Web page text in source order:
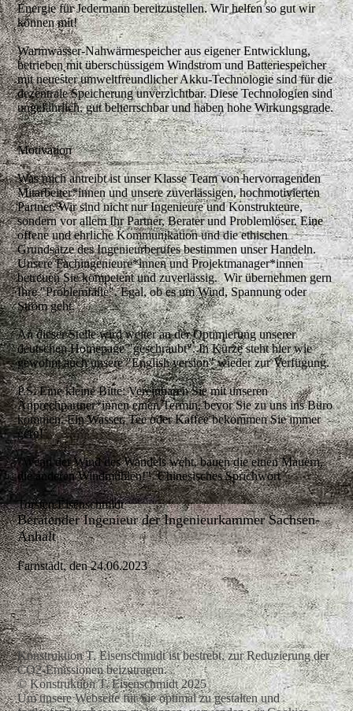
Energie für Jedermann bereitzustellen.Wir helfen so gut wir
können mit!
Warmwasser-Nahwärmespeicher aus eigener Entwicklung,
betrieben mit überschüssigem Windstrom und Batteriespeicher
mit neuester umweltfreundlicher Akku-Technologie sind für die
dezentrale Speicherung unverzichtbar. Diese Technologien sind
ungefährlich, gut beherrschbar und haben hohe Wirkungsgrade.
Motivation
Was mich antreibt ist unser Klasse Team von hervorragenden
Mitarbeiter*innen und unsere zuverlässigen, hochmotivierten
Partner. Wir sind nicht nur Ingenieure und Konstrukteure,
sondern vor allem Ihr Partner, Berater und Problemlöser. Eine
offene und ehrliche Kommunikation und die ethischen
Grundsätze des Ingenieurberufes bestimmen unser Handeln.
Unsere Fachingenieure*innen und Projektmanager*innen
betreuen Sie kompetent und zuverlässig. Wir übernehmen gern
Ihre "Problemfälle". Egal, ob es um Wind, Spannung oder
Strom geht.
An dieser Stelle wird weiter an der Optimierung unserer
deutschen Homepage "geschraubt". In Kürze steht hier wie
gewohnt auch unsere "English version" wieder zur Verfügung.
P.S. Eine kleine Bitte: Vereinbaren Sie mit unseren
Anprechpartner*innen einen Termin, bevor Sie zu uns ins Büro
kommen. Ein Wasser, Tee oder Kaffee bekommen Sie immer
gern!
"Wenn der Wind des Wandels weht, bauen die einen Mauern,
die anderen Windmühlen!"Chinesisches Sprichwort
Torsten Eisenschmidt
Beratender Ingenieur der Ingenieurkammer Sachsen-
Anhalt
Farnstädt, den 24.06.2023
Konstruktion T. Eisenschmidt ist bestrebt, zur Reduzierung der
CO2-Emissionen beizutragen.
© Konstruktion T. Eisenschmidt 2025
Um unsere Webseite für Sie optimal zu gestalten und